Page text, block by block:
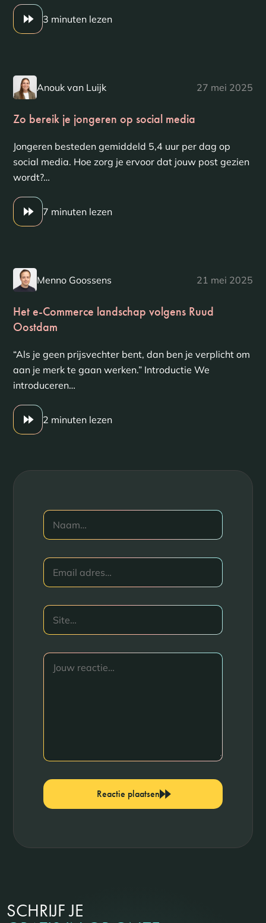
3 minuten lezen
Anouk van Luijk 27 mei 2025
Zo bereik je jongeren op social media
Jongeren besteden gemiddeld 5,4 uur per dag op
social media. Hoe zorg je ervoor dat jouw post gezien
wordt?…
7 minuten lezen
Menno Goossens 21 mei 2025
Het e-Commerce landschap volgens Ruud
Oostdam
“Als je geen prijsvechter bent, dan ben je verplicht om
aan je merk te gaan werken.” Introductie We
introduceren…
2 minuten lezen
Reactie plaatsen
SCHRIJF JE